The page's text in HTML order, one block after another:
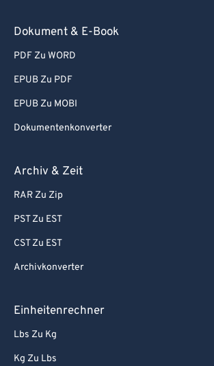
Dokument & E-Book
PDF Zu WORD
EPUB Zu PDF
EPUB Zu MOBI
Dokumentenkonverter
Archiv & Zeit
RAR Zu Zip
PST Zu EST
CST Zu EST
Archivkonverter
Einheitenrechner
Lbs Zu Kg
Kg Zu Lbs